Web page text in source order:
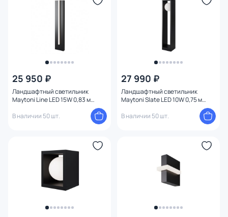
25 950 ₽
Ландшафтный светильник
Maytoni Line LED 15W 0,83 м
В наличии 50 шт.
27 990 ₽
Ландшафтный светильник
Maytoni Slate LED 10W 0,75 м
В наличии 50 шт.